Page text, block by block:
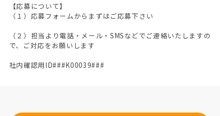
【応募について】
（１）応募フォームからまずはご応募下さい
（２）担当より電話・メール・SMSなどでご連絡いたしますの
で、ご対応をお願いします
社内確認用ID###K00039###